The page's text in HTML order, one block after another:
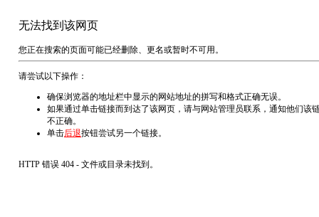
无法找到该网页
您正在搜索的页面可能已经删除、更名或暂时不可用。
请尝试以下操作：
确保浏览器的地址栏中显示的网站地址的拼写和格式正确无误。
如果通过单击链接而到达了该网页，请与网站管理员联系，通知他们该
不正确。
单击后退按钮尝试另一个链接。
HTTP 错误 404 - 文件或目录未找到。